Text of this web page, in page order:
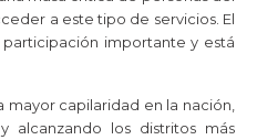
a este tipo de servicios. El
importante y está
mayor capilaridad en la nación,
alcanzando los distritos más